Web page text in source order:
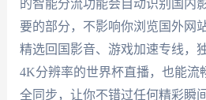
的智能分流功能会自动识别国内
要的部分，不影响你浏览国外网
精选回国影音、游戏加速专线，
4K分辨率的世界杯直播，也能流
全同步，让你不错过任何精彩瞬间